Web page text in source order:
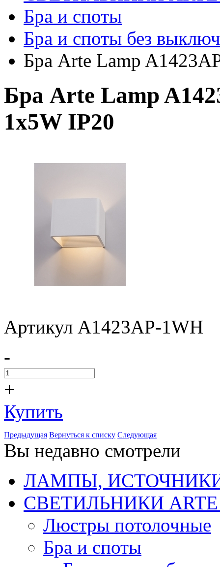
Бра и споты
Бра и споты без
Бра Arte Lamp
Бра Arte Lamp
1x5W IP20
Артикул A1423AP-1WH
-
+
Купить
Предыдущая Вернуться к списку Следующая
Вы недавно смотрели
ЛАМПЫ,
СВЕТИЛЬНИКИ ARTE
Люстры потолочные
Бра и споты